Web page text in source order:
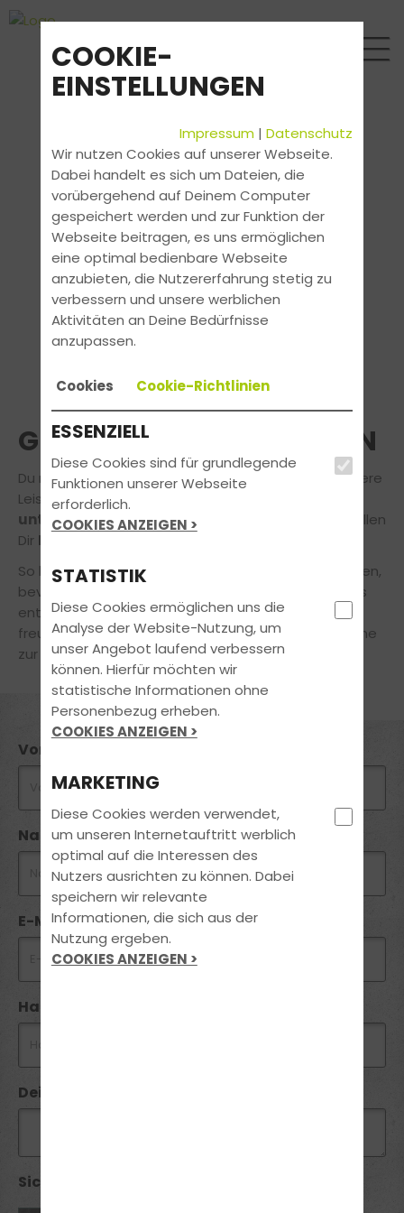
GRATIS INFOS ANFORDERN
Du möchtest mehr über unsere Fahrschule und unsere
Leistungen wissen?
untenstehende Kontaktformular
aus und wir stellen
Dir Deine Infos
So kannst Du Dich rund um unser Angebot informieren,
bevor Du Dich für die Führerscheinausbildung bei uns
entscheidest! Bei Rückfragen steht Dir unser
freundliches Team selbstverständlich jederzeit gerne
zur Verfügung.
Vorname *
Nachname *
E-Mail *
Handynummer *
Deine Nachricht
Sicherheitsabfrage *:
COOKIE-
EINSTELLUNGEN
Impressum |Datenschutz
Wir nutzen Cookies auf unserer Webseite.
Dabei handelt es sich um Dateien, die
vorübergehend auf Deinem Computer
gespeichert werden und zur Funktion der
Webseite beitragen, es uns ermöglichen
eine optimal bedienbare Webseite
anzubieten, die Nutzererfahrung stetig zu
verbessern und unsere werblichen
Aktivitäten an Deine Bedürfnisse
anzupassen.
Cookies Cookie-Richtlinien
ESSENZIELL
Diese Cookies sind für grundlegende
Funktionen unserer Webseite
erforderlich.
COOKIES ANZEIGEN >
STATISTIK
Diese Cookies ermöglichen uns die
Analyse der Website-Nutzung, um
unser Angebot laufend verbessern
können. Hierfür möchten wir
statistische Informationen ohne
Personenbezug erheben.
COOKIES ANZEIGEN >
MARKETING
Diese Cookies werden verwendet,
um unseren Internetauftritt werblich
optimal auf die Interessen des
Nutzers ausrichten zu können. Dabei
speichern wir relevante
Informationen, die sich aus der
Nutzung ergeben.
COOKIES ANZEIGEN >